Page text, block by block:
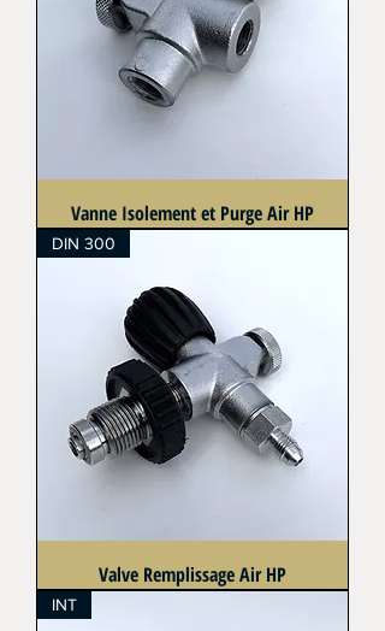
Vanne Isolement et Purge Air HP
DIN 300
Valve Remplissage Air HP
INT